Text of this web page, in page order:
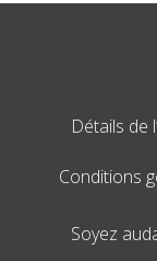
Détails de
Conditions
Soyez